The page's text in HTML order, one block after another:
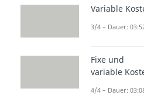
zählen
Ergebnisse
und die
Produkt,
Variable
3/4 – Dauer:
Fixe und
variable
4/4 – Dauer: